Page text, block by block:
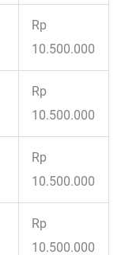
Rp
10.500.000
Rp
10.500.000
Rp
10.500.000
Rp
10.500.000